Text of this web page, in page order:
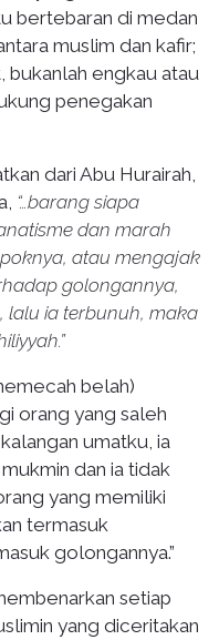
bertebaran di medan
muslim dan kafir;
bukanlah engkau atau
penegakan
dari Abu Hurairah,
“…barang siapa
dan marah
atau mengajak
golongannya,
lalu ia terbunuh, maka
belah)
orang yang saleh
umatku, ia
dan ia tidak
yang memiliki
termasuk
golongannya.”
setiap
yang diceritakan